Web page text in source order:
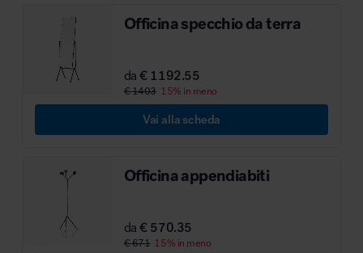
Officina specchio da terra
da€ 1192.55
€ 1403 15% in meno
Vai alla scheda
Officina appendiabiti
da€ 570.35
€ 671 15% in meno